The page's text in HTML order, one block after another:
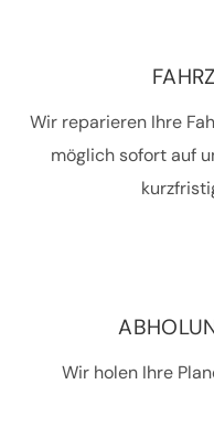
Wir reparieren Ihre
möglich sofort auf
Wir holen Ihre